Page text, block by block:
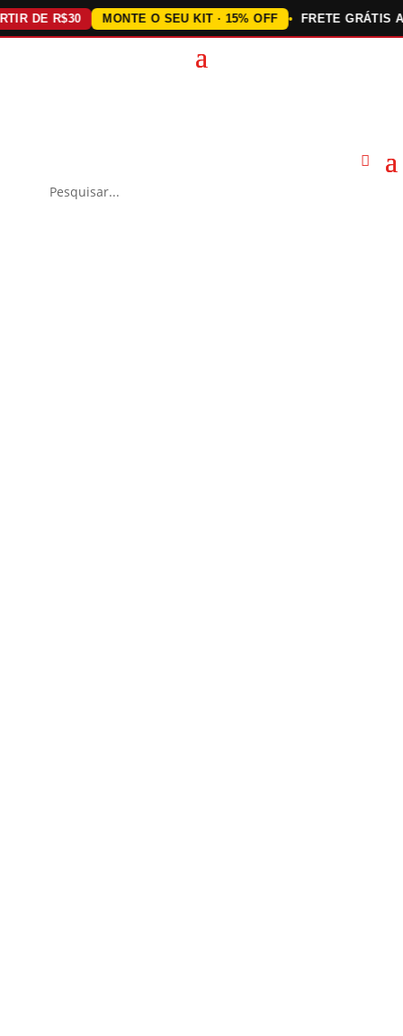
R$30 MONTE O SEU KIT · 15% OFF FRETE GRÁTIS